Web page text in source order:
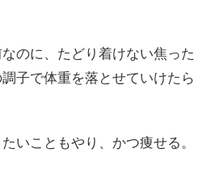
のに、たどり着けない焦った
子で体重を落とせていけたら
いこともやり、かつ痩せる。